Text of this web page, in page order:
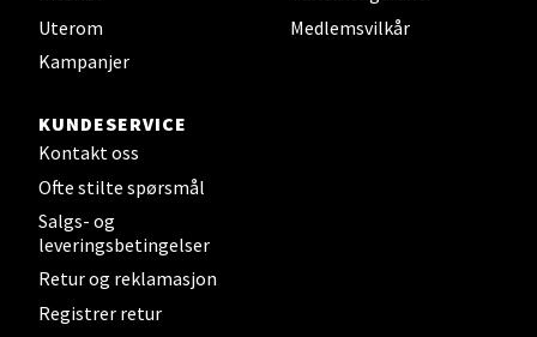
Uterom
Kampanjer
Medlemsvilkår
KUNDESERVICE
Kontakt oss
Ofte stilte spørsmål
Salgs- og
leveringsbetingelser
Retur og reklamasjon
Registrer retur
Leirvik - Stord
Åpent i dag 10-17
0 i butikk